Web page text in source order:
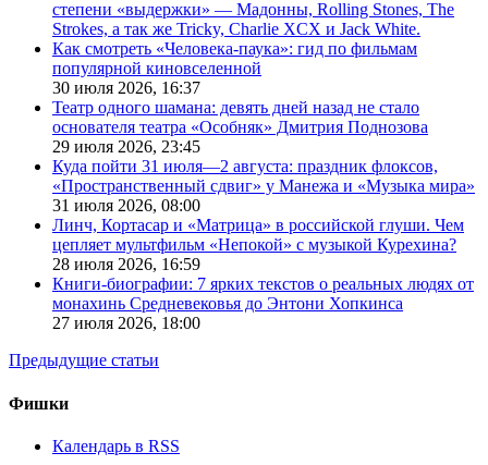
степени «выдержки» — Мадонны, Rolling Stones, The
Strokes, а так же Tricky, Charlie XCX и Jack White.
Как смотреть «Человека-паука»: гид по фильмам
популярной киновселенной
30 июля 2026, 16:37
Театр одного шамана: девять дней назад не стало
основателя театра «Особняк» Дмитрия Поднозова
29 июля 2026, 23:45
Куда пойти 31 июля—2 августа: праздник флоксов,
«Пространственный сдвиг» у Манежа и «Музыка мира»
31 июля 2026, 08:00
Линч, Кортасар и «Матрица» в российской глуши. Чем
цепляет мультфильм «Непокой» с музыкой Курехина?
28 июля 2026, 16:59
Книги-биографии: 7 ярких текстов о реальных людях от
монахинь Средневековья до Энтони Хопкинса
27 июля 2026, 18:00
Предыдущие статьи
Фишки
Календарь в RSS